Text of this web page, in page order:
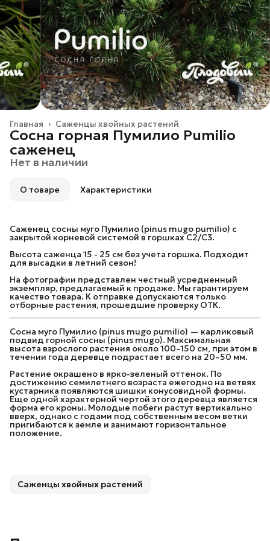
Саженцы хвойных растений
Главная ›
Сосна горная Пумилио Pumilio
саженец
Нет в наличии
О товаре Характеристики
Саженец сосны муго Пумилио (pinus mugo pumilio) с
закрытой корневой системой в горшках С2/C3.
Высота саженца 15 - 25 см без учета горшка. Подходит
для высадки в летний сезон!
На фотографии представлен честный усредненный
экземпляр, предлагаемый к продаже. Мы гарантируем
качество товара. К отправке допускаются только
отборные растения, прошедшие проверку ОТК.
Сосна муго Пумилио (pinus mugo pumilio) — карликовый
подвид горной сосны (pinus mugo). Максимальная
высота взрослого растения около 100–150 см, при этом в
течении года деревце подрастает всего на 20–50 мм.
Растение окрашено в ярко-зеленый оттенок. По
достижению семилетнего возраста ежегодно на ветвях
кустарника появляются шишки конусовидной формы.
Еще одной характерной чертой этого деревца является
форма его кроны. Молодые побеги растут вертикально
вверх, однако с годами под собственным весом ветки
пригибаются к земле и занимают горизонтальное
положение.
Саженцы хвойных растений